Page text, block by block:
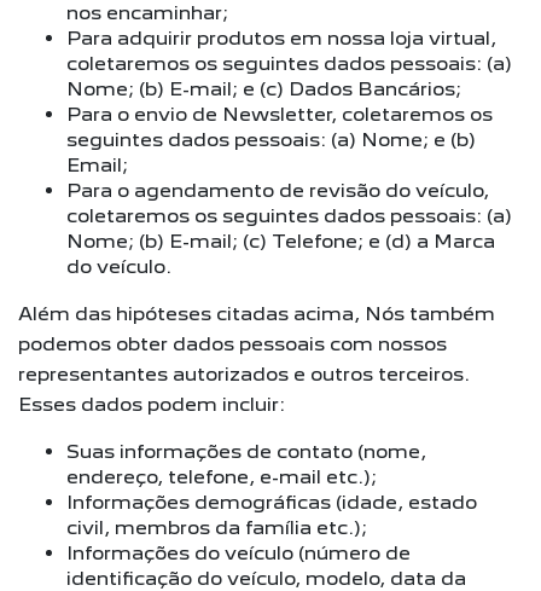
nos encaminhar;
Para adquirir produtos em nossa loja virtual,
coletaremos os seguintes dados pessoais: (a)
Nome; (b) E-mail; e (c) Dados Bancários;
Para o envio de Newsletter, coletaremos os
seguintes dados pessoais: (a) Nome; e (b)
Email;
Para o agendamento de revisão do veículo,
coletaremos os seguintes dados pessoais: (a)
Nome; (b) E-mail; (c) Telefone; e (d) a Marca
do veículo.
Além das hipóteses citadas acima, Nós também
podemos obter dados pessoais com nossos
representantes autorizados e outros terceiros.
Esses dados podem incluir:
Suas informações de contato (nome,
endereço, telefone, e-mail etc.);
Informações demográficas (idade, estado
civil, membros da família etc.);
Informações do veículo (número de
identificação do veículo, modelo, data da